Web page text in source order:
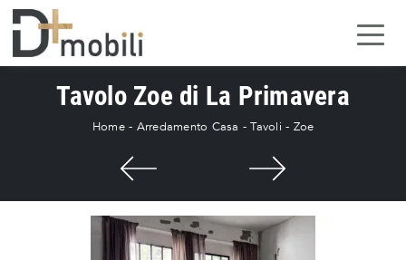
Tavolo Zoe di La Primavera
Home- Arredamento Casa -Tavoli - Zoe